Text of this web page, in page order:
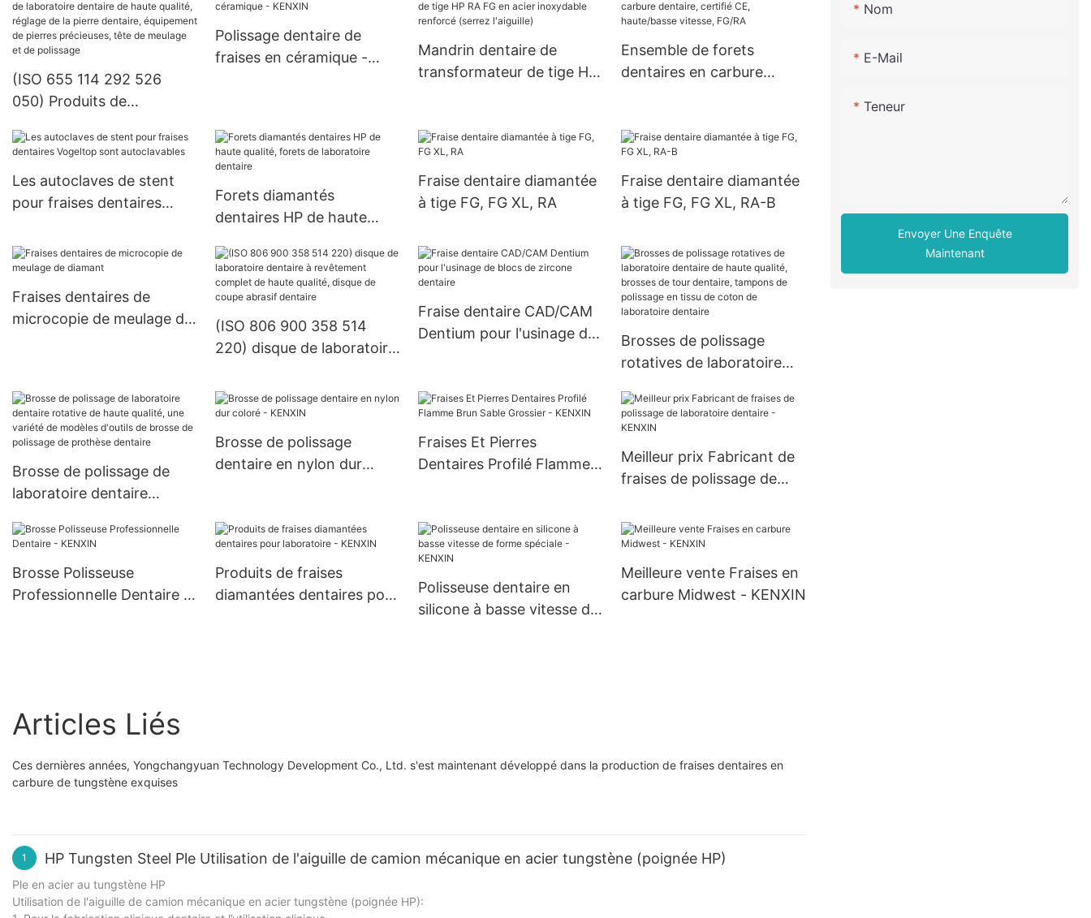
(ISO 655 114 292 526
050) Produits de
haute qualité, réglage de la
équipement de pierres
précieuses, tête de
Polissage dentaire de
fraises en céramique -
Mandrin dentaire de
transformateur de tige HP
Ensemble de forets
dentaires en carbure
FG/RA
Les autoclaves de stent
pour fraises dentaires
autoclavables
Forets diamantés
dentaires HP de haute
laboratoire dentaire
Fraise dentaire diamantée
à tige FG, FG XL, RA
Fraise dentaire diamantée
à tige FG, FG XL, RA-B
Fraises dentaires de
microcopie de meulage de
(ISO 806 900 358 514
220) disque de laboratoire
complet de haute qualité,
disque de coupe abrasif
dentaire
Fraise dentaire CAD/CAM
Dentium pour l'usinage de
Brosses de polissage
rotatives de laboratoire
brosses de tour dentaire,
tampons de polissage en
tissu de coton de
laboratoire dentaire
Brosse de polissage de
laboratoire dentaire
une variété de modèles
polissage de prothèse
dentaire
Brosse de polissage
dentaire en nylon dur
Fraises Et Pierres
Dentaires Profilé Flamme
Meilleur prix Fabricant de
fraises de polissage de
KENXIN
Brosse Polisseuse
Professionnelle Dentaire -
Produits de fraises
diamantées dentaires pour
Polisseuse dentaire en
silicone à basse vitesse de
Meilleure vente Fraises en
carbure Midwest - KENXIN
Articles Liés
Ces dernières années, Yongchangyuan Technology Development Co., Ltd. s'est maintenant développé dans la production de fraises dentaires en
carbure de tungstène exquises
1 HP Tungsten Steel Ple Utilisation de l'aiguille de camion mécanique en acier tungstène (poignée HP)
Ple en acier au tungstène HP
Utilisation de l'aiguille de camion mécanique en acier tungstène (poignée HP):
Nom
E-Mail
Teneur
Envoyer Une Enquête
Maintenant